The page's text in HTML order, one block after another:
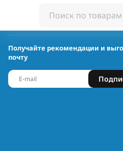
Получайте рекомендации и
почту